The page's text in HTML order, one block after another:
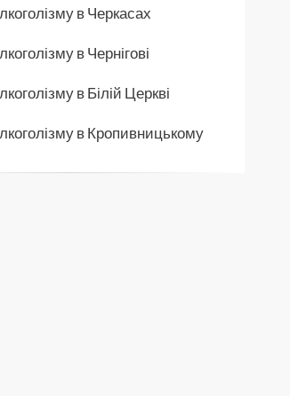
в Черкасах
в Чернігові
в Білій Церкві
в Кропивницькому